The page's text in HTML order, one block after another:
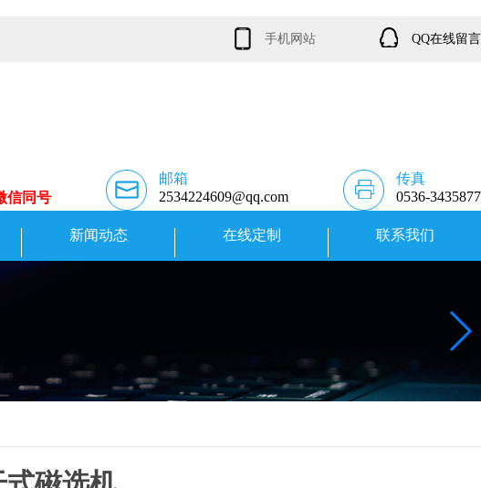
手机网站 QQ在线留言
信同号
邮箱
2534224609@qq.com
传真
0536-3435877
新闻动态 在线定制 联系我们